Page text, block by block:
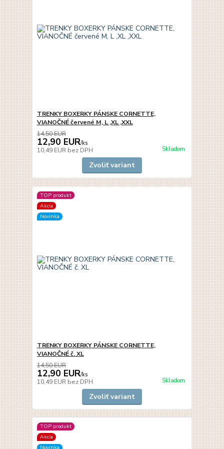
TRENKY BOXERKY PÁNSKE CORNETTE,
VIANOČNÉ červené M, L ,XL ,XXL
14,50 EUR
12,90 EUR/ks
10,49 EUR bez DPH Skladom
Zvoliť variant
TOP produkt
Akcia
Novinka
TRENKY BOXERKY PÁNSKE CORNETTE,
VIANOČNÉ č. XL
14,50 EUR
12,90 EUR/ks
10,49 EUR bez DPH Skladom
Zvoliť variant
TOP produkt
Akcia
Novinka